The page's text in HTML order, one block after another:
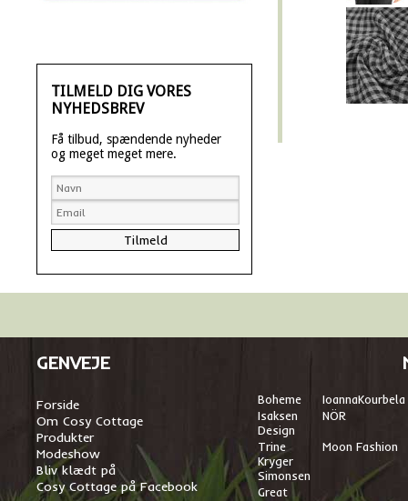
TILMELD DIG VORES
NYHEDSBREV
Få tilbud, spændende nyheder
og meget meget mere.
GENVEJE
Forside
Om Cosy Cottage
Produkter
Modeshow
Bliv klædt på
Cosy Cottage på Facebook
Boheme IoannaKourbela
Isaksen
Design
NÖR
Trine
Kryger
Simonsen
Moon Fashion
Great